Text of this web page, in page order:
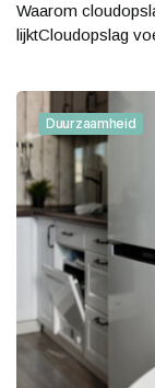
Waarom
lijktCloudopslag
Duurzaamheid